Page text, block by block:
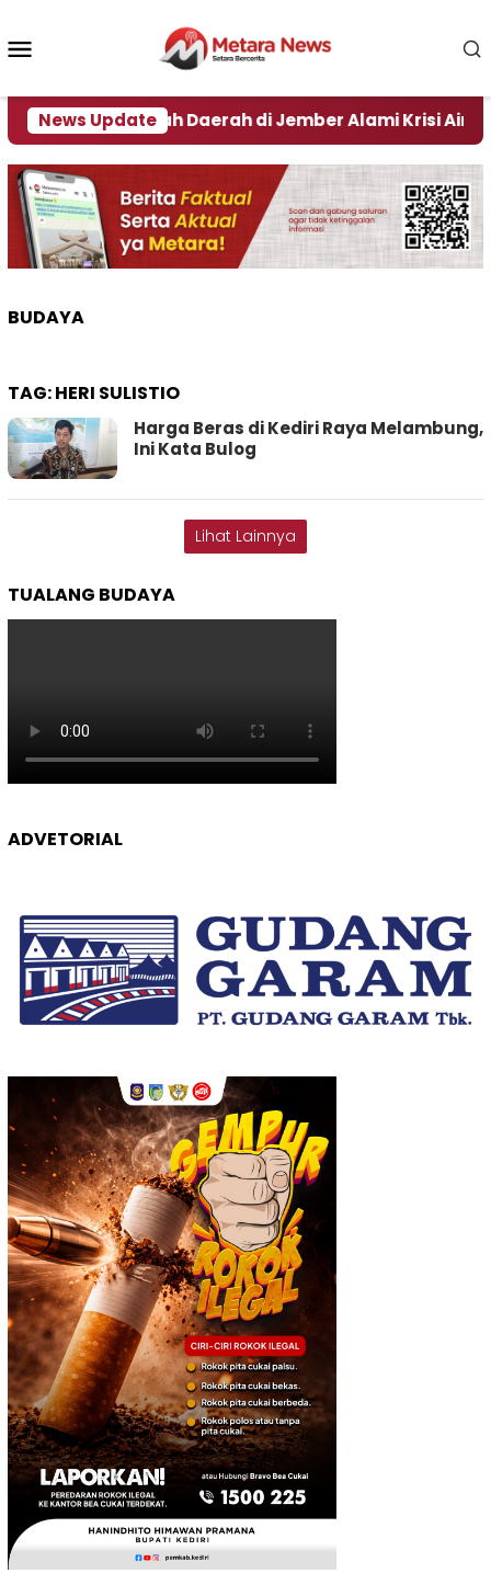
konten
News Update
Nino, Sejumlah Daerah di Jember Alami Krisi Air
BUDAYA
TAG:HERI SULISTIO
Harga Beras di Kediri Raya Melambung,
Ini Kata Bulog
Lihat Lainnya
TUALANG BUDAYA
ADVETORIAL